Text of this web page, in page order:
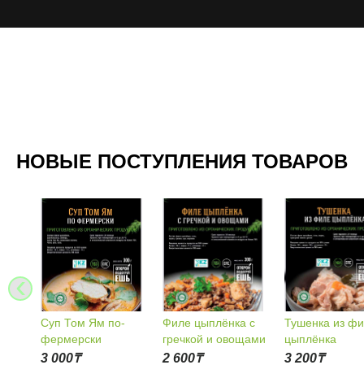
НОВЫЕ ПОСТУПЛЕНИЯ ТОВАРОВ
‹
Ям по-
Филе цыплёнка с
гречкой и овощами
Тушенка из филе
цыплёнка
и